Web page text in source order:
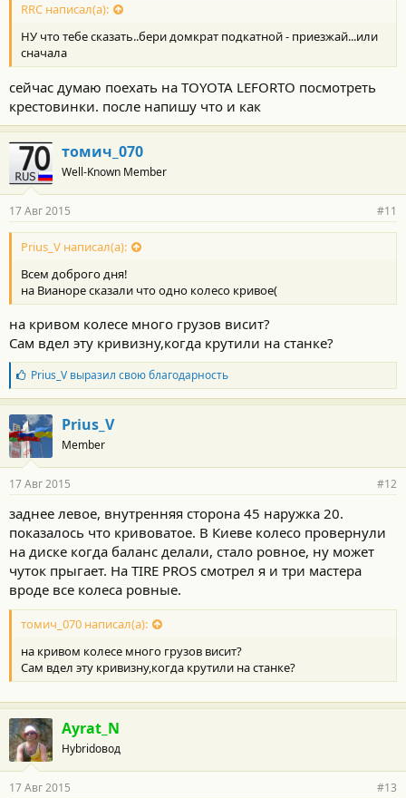
RRC написал(а):
НУ что тебе сказать..бери домкрат подкатной - приезжай...или
сначала
сейчас думаю поехать на TOYOTA LEFORTO посмотреть
крестовинки. после напишу что и как
томич_070
Well-Known Member
17 Авг 2015 #11
Prius_V написал(а):
Всем доброго дня!
на Вианоре сказали что одно колесо кривое(
на кривом колесе много грузов висит?
Сам вдел эту кривизну,когда крутили на станке?
Б
л
а
г
о
д
а
н
с
т
и
:
Prius_Vвыразил свою благодарность
Prius_V
Member
17 Авг 2015 #12
заднее левое, внутренняя сторона 45 наружка 20.
показалось что кривоватое. В Киеве колесо провернули
на диске когда баланс делали, стало ровное, ну может
чуток прыгает. На TIRE PROS смотрел я и три мастера
вроде все колеса ровные.
томич_070 написал(а):
на кривом колесе много грузов висит?
Сам вдел эту кривизну,когда крутили на станке?
Ayrat_N
Hybridовод
17 Авг 2015 #13